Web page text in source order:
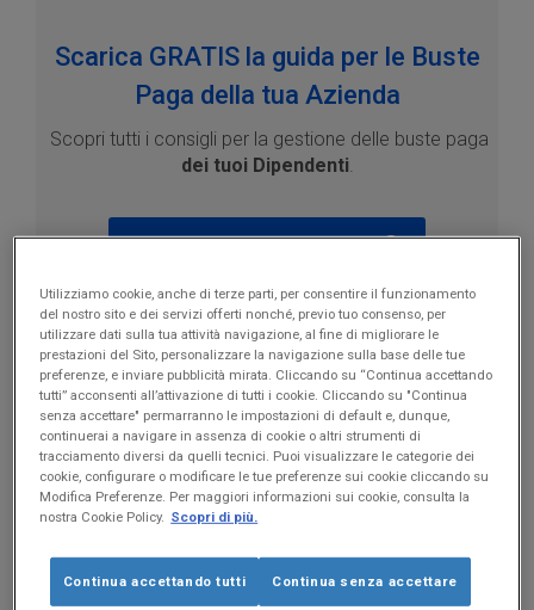
Scarica GRATIS la guida per le Buste
Paga della tua Azienda
Scopri tutti i consigli per la gestione delle buste paga
dei tuoi Dipendenti.
SCARICA ORA LA GUIDA IN PDF
Privacy della busta paga: un diritto da
tutelare
La tutela della privacy della busta paga dei dipendenti è
molto più che una buona prassi: è un dovere a cui
l’azienda si deve attenere. Vediamo alcune motivazioni
a sostegno di questa tesi.
La busta paga contiene dati personali e sensibili
Utilizziamo cookie, anche di terze parti, per consentire il funzionamento
del nostro sito e dei servizi offerti nonché, previo tuo consenso, per
utilizzare dati sulla tua attività navigazione, al fine di migliorare le
prestazioni del Sito, personalizzare la navigazione sulla base delle tue
preferenze, e inviare pubblicità mirata. Cliccando su “Continua accettando
tutti” acconsenti all’attivazione di tutti i cookie. Cliccando su "Continua
senza accettare" permarranno le impostazioni di default e, dunque,
continuerai a navigare in assenza di cookie o altri strumenti di
tracciamento diversi da quelli tecnici. Puoi visualizzare le categorie dei
cookie, configurare o modificare le tue preferenze sui cookie cliccando su
Modifica Preferenze. Per maggiori informazioni sui cookie, consulta la
nostra Cookie Policy. Scopri di più.
Continua accettando tutti Continua senza accettare